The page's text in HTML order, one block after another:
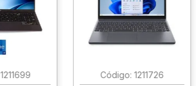
1211699
: 1211726